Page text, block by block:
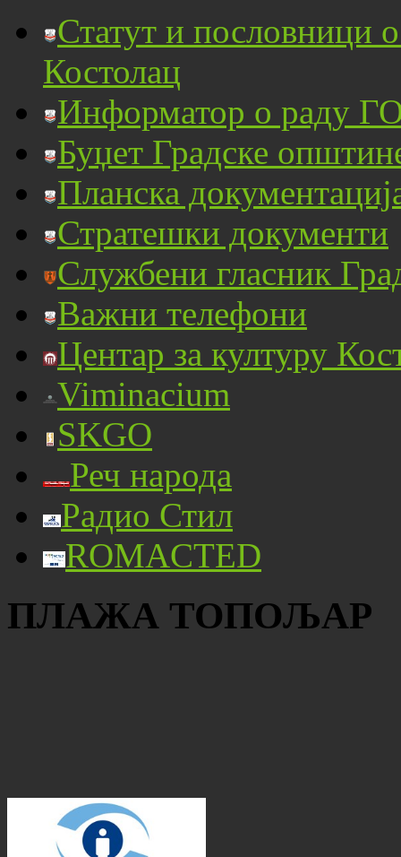
Статут и пословници
Костолац
Информатор о раду
Буџет Градске
Планска
Стратешки документи
Службени гласник
Важни телефони
Центар за културу
Viminacium
SKGO
Реч народа
Радио Стил
ROMACTED
ПЛАЖА ТОПОЉАР